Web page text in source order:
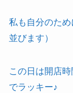
私も自分のた
並びます）
この日は開店
でラッキー♪